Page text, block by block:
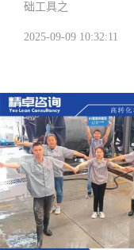
础工具之
2025-09-09 10:32:11